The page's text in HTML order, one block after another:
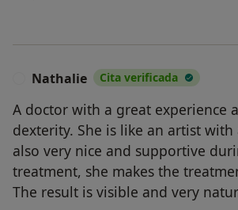
Nathalie Cita verificada
A doctor with a great experience
dexterity. She is like an artist with
also very nice and supportive
treatment, she makes the
The result is visible and very